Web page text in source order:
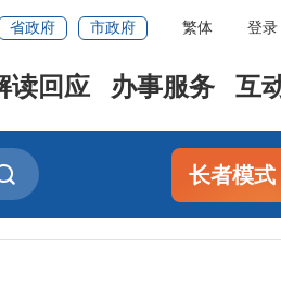
省政府 市政府 繁体 登录
读回应 办事服务 互
长者模式